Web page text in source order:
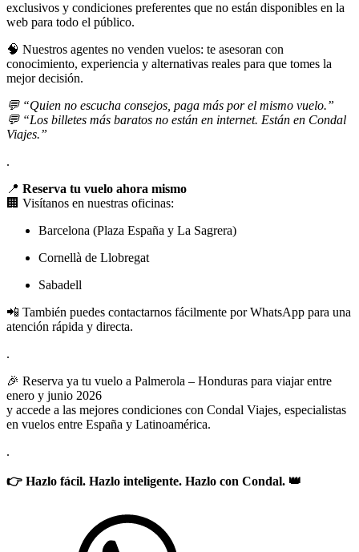
exclusivos y condiciones preferentes que no están disponibles en la
web para todo el público.
🧠 Nuestros agentes no venden vuelos: te asesoran con
conocimiento, experiencia y alternativas reales para que tomes la
mejor decisión.
💬 “Quien no escucha consejos, paga más por el mismo vuelo.”
💬 “Los billetes más baratos no están en internet. Están en Condal
Viajes.”
.
📍 Reserva tu vuelo ahora mismo
🏢 Visítanos en nuestras oficinas:
Barcelona (Plaza España y La Sagrera)
Cornellà de Llobregat
Sabadell
📲 También puedes contactarnos fácilmente por WhatsApp para una
atención rápida y directa.
.
🎉 Reserva ya tu vuelo a Palmerola – Honduras para viajar entre
enero y junio 2026
y accede a las mejores condiciones con Condal Viajes, especialistas
en vuelos entre España y Latinoamérica.
.
👉 Hazlo fácil. Hazlo inteligente. Hazlo con Condal. 👑